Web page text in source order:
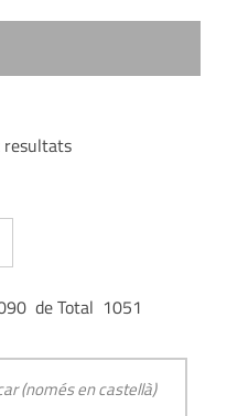
resultats
de Total 1051